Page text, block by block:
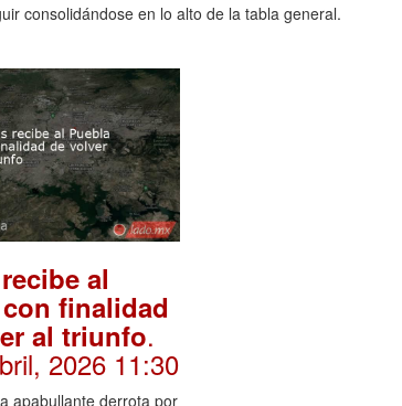
consolidándose en lo alto de la tabla general.
al
finalidad
al triunfo.
2026 11:30
apabullante derrota por